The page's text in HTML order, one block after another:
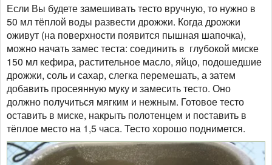
Если Вы будете замешивать тесто вручную, то нужно в
50 мл тёплой воды развести дрожжи. Когда дрожжи
оживут (на поверхности появится пышная шапочка),
можно начать замес теста: соединить в глубокой миске
150 мл кефира, растительное масло, яйцо, подошедшие
дрожжи, соль и сахар, слегка перемешать, а затем
добавить просеянную муку и замесить тесто. Оно
должно получиться мягким и нежным. Готовое тесто
оставить в миске, накрыть полотенцем и поставить в
тёплое место на 1,5 часа. Тесто хорошо поднимется.